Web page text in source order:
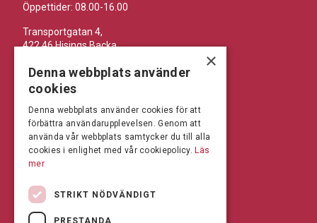
Öppettider: 08.00-16.00
Transportgatan 4,
422 46 Hisings Backa
Mejl: Se flik längst ner till höger.
BRÅLANDA
Öppettider: 07:00-16:00
Andrésen Maskin i Brålanda AB
464 64 Brålanda
Telefon: 0521-57 57 30
×
Denna webbplats använder
cookies
Denna webbplats använder cookies för att
förbättra användarupplevelsen. Genom att
använda vår webbplats samtycker du till alla
cookies i enlighet med vår cookiepolicy. Läs
mer
STRIKT NÖDVÄNDIGT
PRESTANDA